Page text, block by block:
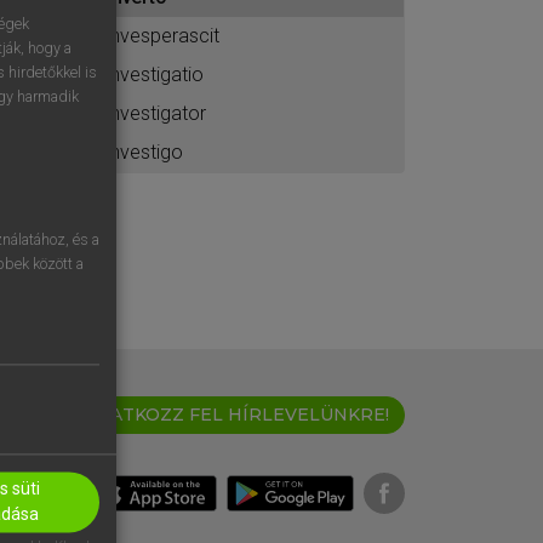
invesperascit
investigatio
investigator
investigo
IRATKOZZ FEL HÍRLEVELÜNKRE!
hogy a
hirdetőkkel is
harmadik
és a
között a
süti